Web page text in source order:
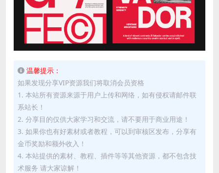
温馨提示：
如果发现分享VIP资源我们将取消会员资格
1. 本站所有资源来源于用户上传和网络，如有侵权请邮件联
系站长！
2. 分享目的仅供大家学习和交流，请不要用于商业用途！
3. 如果你也有好素材或者教程，可以到审核区发布，分享有
金币奖励和额外收入！
4. 本站提供的素材、教程、插件等等其他资源，都不包含技
术服务 请大家谅解！